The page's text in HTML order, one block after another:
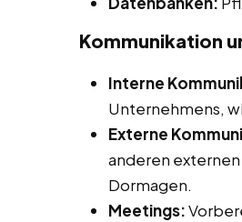
Kommunikation
Interne
Unternehmens,
Externe
anderen
Dormagen.
Meetings: